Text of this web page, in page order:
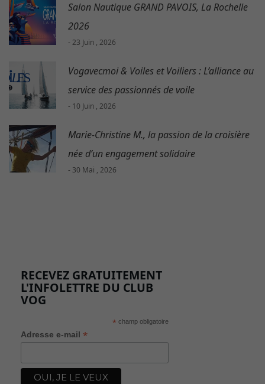
Salon Nautique GRAND PAVOIS, La Rochelle
2026
- 23 Juin , 2026
Vogavecmoi & Voiles et Voiliers : L’alliance au
service des passionnés de voile
- 10 Juin , 2026
Marie-Christine M., la passion de la croisière
née d’un engagement solidaire
- 30 Mai , 2026
RECEVEZ GRATUITEMENT
L'INFOLETTRE DU CLUB
VOG
* champ obligatoire
Adresse e-mail *